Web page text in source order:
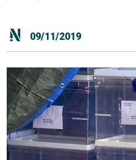
09/11/2019